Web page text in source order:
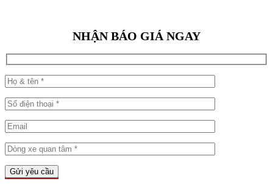
NHẬN BÁO GIÁ NGAY